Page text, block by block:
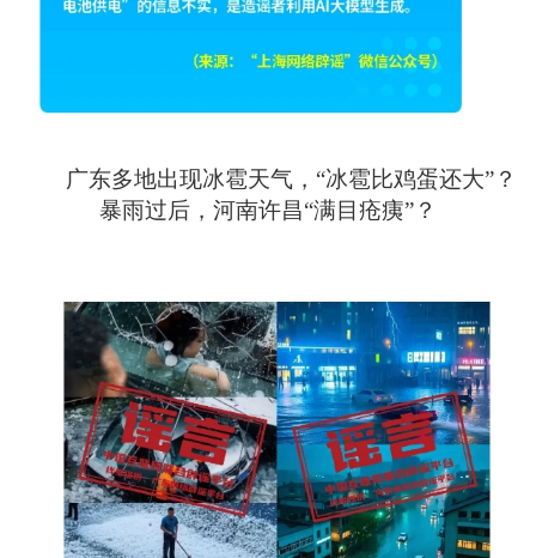
广东多地出现冰雹天气，“冰雹比鸡蛋还大”？
暴雨过后，河南许昌“满目疮痍”？